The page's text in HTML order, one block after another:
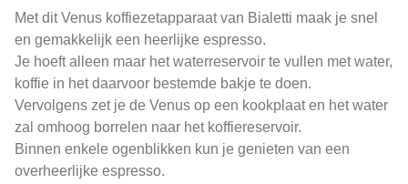
Met dit Venus koffiezetapparaat van Bialetti maak je snel
en gemakkelijk een heerlijke espresso.
Je hoeft alleen maar het waterreservoir te vullen met water,
koffie in het daarvoor bestemde bakje te doen.
Vervolgens zet je de Venus op een kookplaat en het water
zal omhoog borrelen naar het koffiereservoir.
Binnen enkele ogenblikken kun je genieten van een
overheerlijke espresso.